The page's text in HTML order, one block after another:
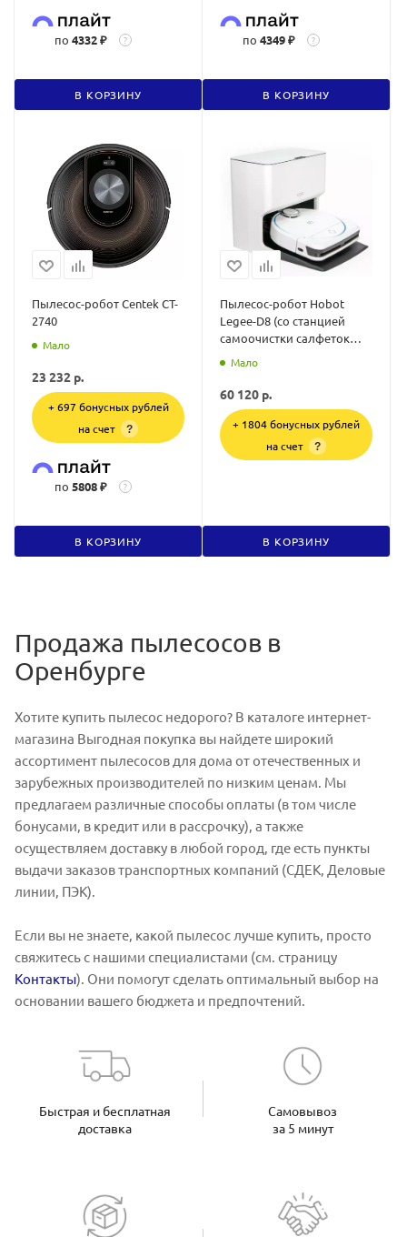
по 4332 ₽ ?
В КОРЗИНУ
по 4349 ₽ ?
В КОРЗИНУ
Пылесос-робот Centek CT-
2740
Мало
23 232 р.
+ 697 бонусных рублей
на счет
?
по 5808 ₽ ?
В КОРЗИНУ
Пылесос-робот Hobot
Legee-D8 (со станцией
самоочистки салфеток
Мало
60 120 р.
+ 1804 бонусных рублей
на счет
?
В КОРЗИНУ
Продажа пылесосов в
Оренбурге
Хотите купить пылесос недорого? В каталоге интернет-
магазина Выгодная покупка вы найдете широкий
ассортимент пылесосов для дома от отечественных и
зарубежных производителей по низким ценам. Мы
предлагаем различные способы оплаты (в том числе
бонусами, в кредит или в рассрочку), а также
осуществляем доставку в любой город, где есть пункты
выдачи заказов транспортных компаний (СДЕК, Деловые
линии, ПЭК).
Если вы не знаете, какой пылесос лучше купить, просто
свяжитесь с нашими специалистами (см. страницу
Контакты). Они помогут сделать оптимальный выбор на
основании вашего бюджета и предпочтений.
Быстрая и бесплатная
доставка
Самовывоз
за 5 минут